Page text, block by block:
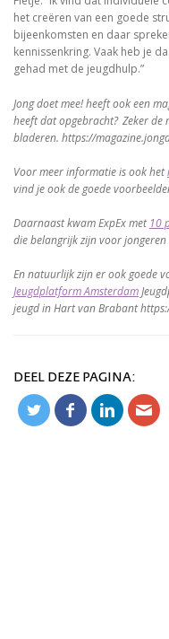
het creëren van een goede
bijeenkomsten en daar
kennissenkring. Vaak heb je
gehad met de jeugdhulp.”
Jong doet mee! heeft ook een
heeft dat opgebracht? Zeker
bladeren. https://
Voor meer informatie is ook het
vind je ook de goede
Daarnaast kwam ExpEx met 10
die belangrijk zijn voor
En natuurlijk zijn er ook goede
Jeugdplatform Amsterdam
jeugd in Hart van Brabant
DEEL DEZE PAGINA: